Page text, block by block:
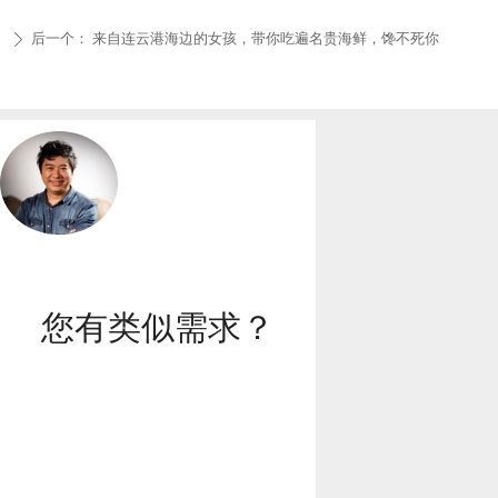
您有类似需求？
ꄲ 后一个： 来自连云港海边的女孩，带你吃遍名贵海鲜，馋不死你